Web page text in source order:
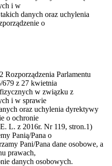
i w
danych oraz uchylenia
o
Rozporządzenia Parlamentu
z 27 kwietnia
w związku z
i w sprawie
oraz uchylenia dyrektywy
o ochronie
L. z 2016r. Nr 119, stron.1)
Panią/Pana o
Pani/Pana dane osobowe, a
prawach,
danych osobowych.